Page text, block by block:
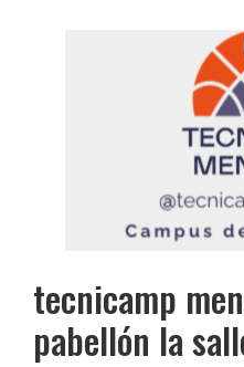
tecnicamp
pabellón la